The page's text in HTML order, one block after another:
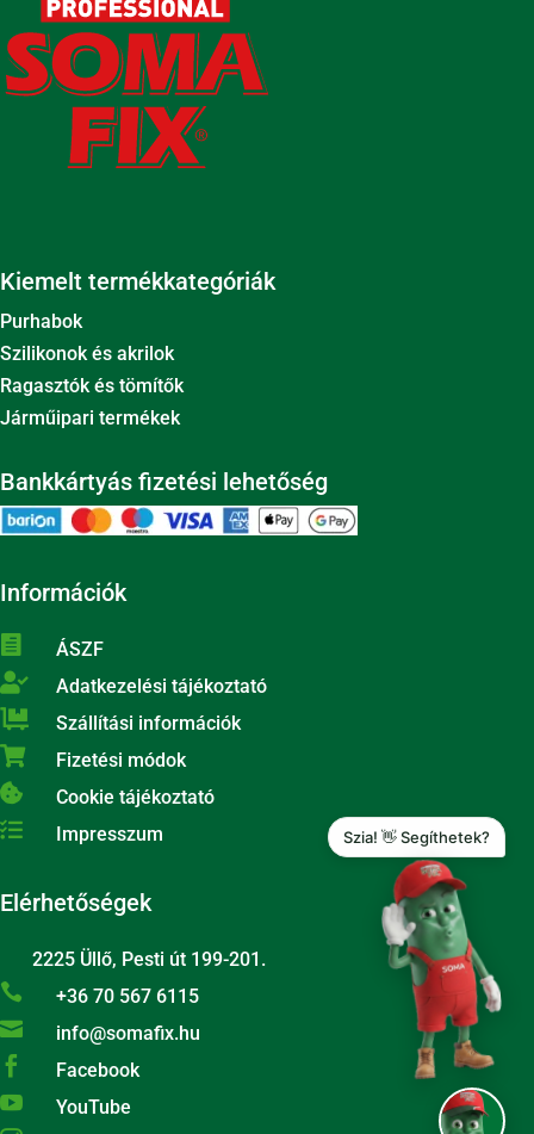
Kiemelt termékkategóriák
Purhabok
Szilikonok és akrilok
Ragasztók és tömítők
Járműipari termékek
Bankkártyás fizetési lehetőség
Információk

ÁSZF

Adatkezelési tájékoztató

Szállítási információk

Fizetési módok

Cookie tájékoztató

Impresszum
Elérhetőségek
2225 Üllő, Pesti út 199-201.

+36 70 567 6115​​

info@somafix.hu

Facebook

YouTube
Szia! 👋 Segíthetek?